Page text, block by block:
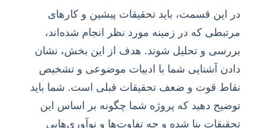
در این قسمت، باید تحقیقات پیشین و کارهای
مرتبطی که در زمینه مورد نظر انجام شده‌اند،
بررسی و تحلیل شوند. هدف از این بخش، نشان
دادن آشنایی شما با ادبیات موضوعی و تشخیص
نقاط قوت و ضعف تحقیقات قبلی است. شما باید
توضیح دهید که پروژه شما چگونه بر اساس این
تحقیقات بنا شده و چه تفاوت‌ها و نوآوری‌هایی